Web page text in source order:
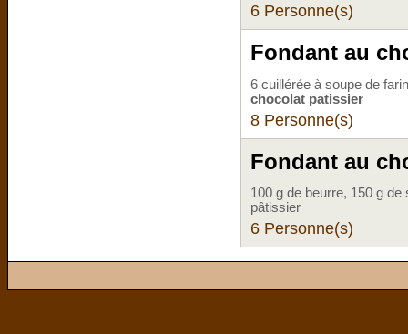
6 Personne(s)
Fondant au
6 cuillérée à soupe de
chocolat patissier
8 Personne(s)
Fondant au
100 g de beurre, 150 g
pâtissier
6 Personne(s)